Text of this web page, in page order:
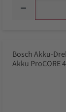
Bosch Akku-
Akku ProCORE